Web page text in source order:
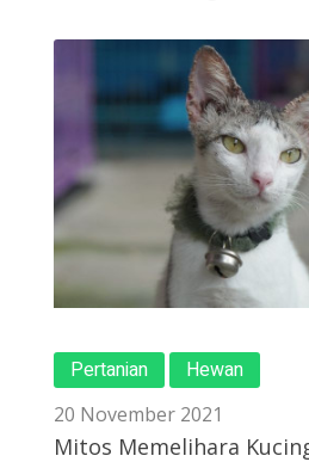
Pertanian Hewan
20 November 2021
Mitos Memelihara